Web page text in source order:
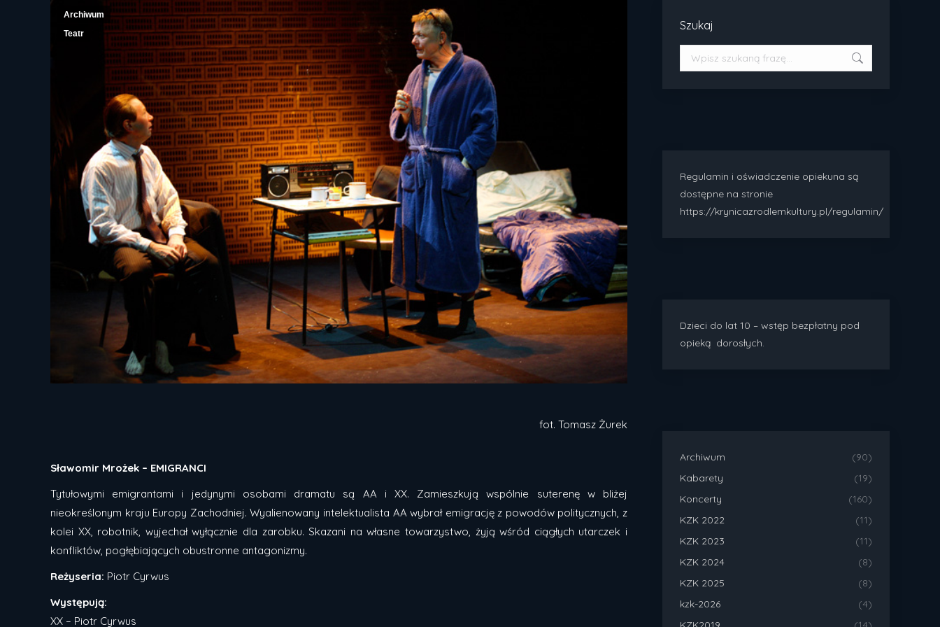
Archiwum
Teatr
fot. Tomasz Żurek
Sławomir Mrożek – EMIGRANCI
Tytułowymi emigrantami i jedynymi osobami dramatu są AA i XX. Zamieszkują wspólnie suterenę w bliżej
nieokreślonym kraju Europy Zachodniej. Wyalienowany intelektualista AA wybrał emigrację z powodów politycznych, z
kolei XX, robotnik, wyjechał wyłącznie dla zarobku. Skazani na własne towarzystwo, żyją wśród ciągłych utarczek i
konfliktów, pogłębiających obustronne antagonizmy.
Reżyseria: Piotr Cyrwus
Występują:
XX – Piotr Cyrwus
Szukaj
Szukaj:
Regulamin i oświadczenie opiekuna są
dostępne na stronie
https://krynicazrodlemkultury.pl/regulamin/
Dzieci do lat 10 – wstęp bezpłatny pod
opieką dorosłych.
Archiwum
(90)
Kabarety
(19)
Koncerty
(160)
KZK 2022
(11)
KZK 2023
(11)
KZK 2024
(8)
KZK 2025
(8)
kzk-2026
(4)